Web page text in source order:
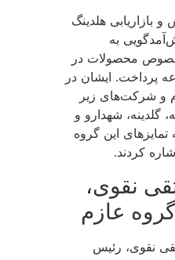
بازاریابی هلدینگ
به
خصوص محصولات در
پرداخت. ایشان در
و شرکت‌های زیر
گلدینه، شهدارو و
این گروه
کردند.
نقوی،
عازم
نقوی، رئیس